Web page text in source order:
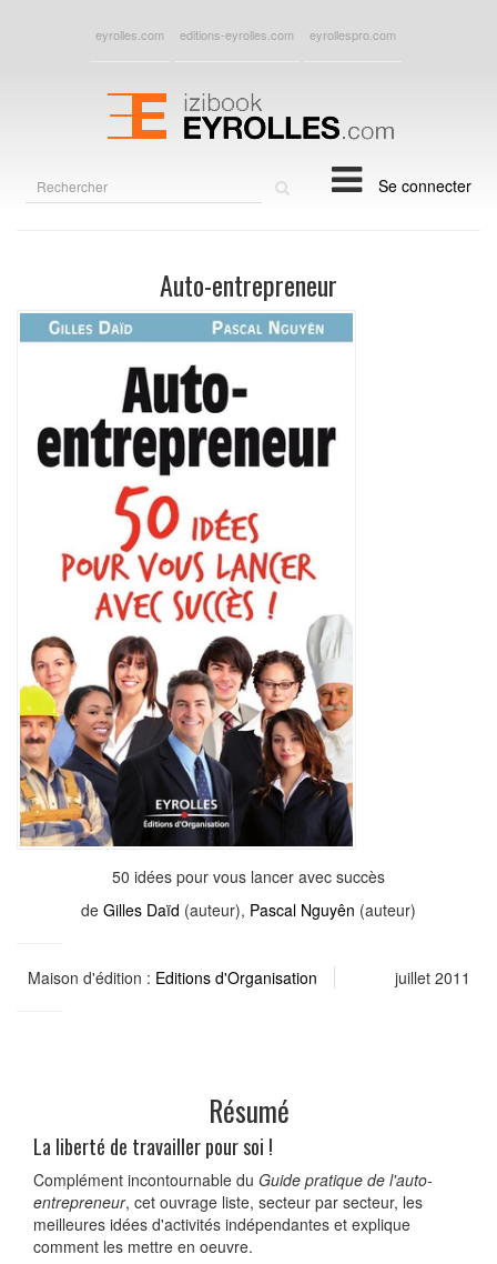
eyrolles.com editions-eyrolles.com eyrollespro.com
Se connecter
Auto-entrepreneur
50 idées pour vous lancer avec succès
de Gilles Daïd (auteur), Pascal Nguyên (auteur)
Maison d'édition : Editions d'Organisation juillet 2011
Résumé
La liberté de travailler pour soi !
Complément incontournable du Guide pratique de l'auto-
entrepreneur, cet ouvrage liste, secteur par secteur, les
meilleures idées d'activités indépendantes et explique
comment les mettre en oeuvre.